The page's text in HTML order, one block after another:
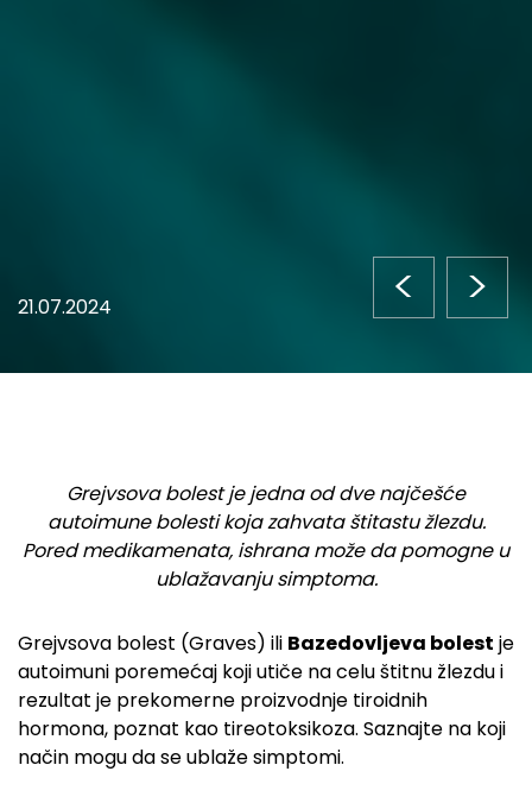
21.07.2024 < >
Grejvsova bolest je jedna od dve najčešće
autoimune bolesti koja zahvata štitastu žlezdu.
Pored medikamenata, ishrana može da pomogne u
ublažavanju simptoma.
Grejvsova bolest (Graves) ili Bazedovljeva bolest je
autoimuni poremećaj koji utiče na celu štitnu žlezdu i
rezultat je prekomerne proizvodnje tiroidnih
hormona, poznat kao tireotoksikoza. Saznajte na koji
način mogu da se ublaže simptomi.